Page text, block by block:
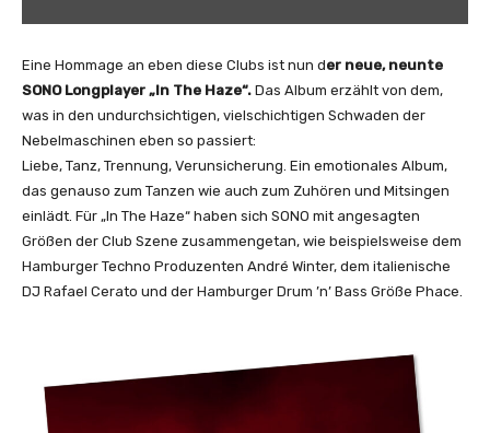
D
i
(
O
i
c
i
Eine Hommage an eben diese Clubs ist nun der neue, neunte
SONO Longplayer „In The Haze“. Das Album erzählt von dem,
was in den undurchsichtigen, vielschichtigen Schwaden der
Nebelmaschinen eben so passiert:
Liebe, Tanz, Trennung, Verunsicherung. Ein emotionales Album,
das genauso zum Tanzen wie auch zum Zuhören und Mitsingen
einlädt. Für „In The Haze“ haben sich SONO mit angesagten
Größen der Club Szene zusammengetan, wie beispielsweise dem
Hamburger Techno Produzenten André Winter, dem italienische
DJ Rafael Cerato und der Hamburger Drum ’n’ Bass Größe Phace.